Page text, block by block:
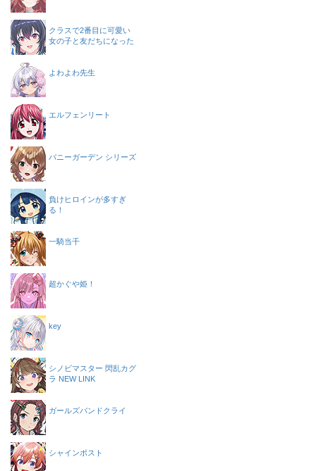
クラスで2番目に可愛い
女の子と友だちになった
よわよわ先生
エルフェンリート
バニーガーデン シリーズ
負けヒロインが多すぎ
る！
一騎当千
超かぐや姫！
key
シノビマスター 閃乱カグ
ラ NEW LINK
ガールズバンドクライ
シャインポスト